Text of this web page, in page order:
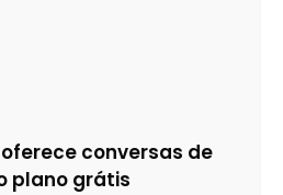
oferece conversas de
plano grátis